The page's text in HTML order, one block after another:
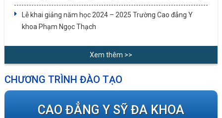
Lễ khai giảng năm học 2024 – 2025 Trường Cao đẳng Y
khoa Phạm Ngọc Thạch
Xem thêm >>
CHƯƠNG TRÌNH ĐÀO TẠO
CAO ĐẲNG Y SỸ ĐA KHOA